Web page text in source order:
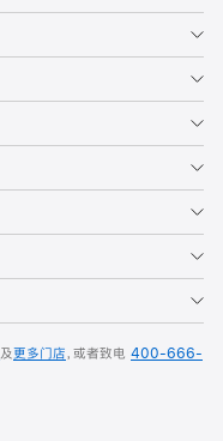
及更多门店，或者致电 400-666-